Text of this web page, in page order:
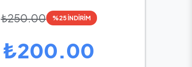
₺250.00 %25 İNDİRİM
₺200.00